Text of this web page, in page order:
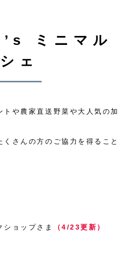
ミニマル
シェ
トや農家直送野菜や大人気の加
さんの方のご協力を得ること
ョップさま （4/23更新）